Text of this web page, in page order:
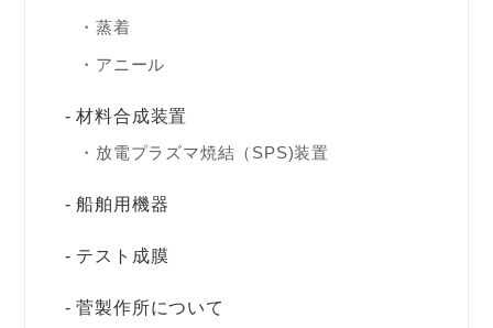
蒸着
アニール
材料合成装置
放電プラズマ焼結（SPS)装置
船舶用機器
テスト成膜
菅製作所について